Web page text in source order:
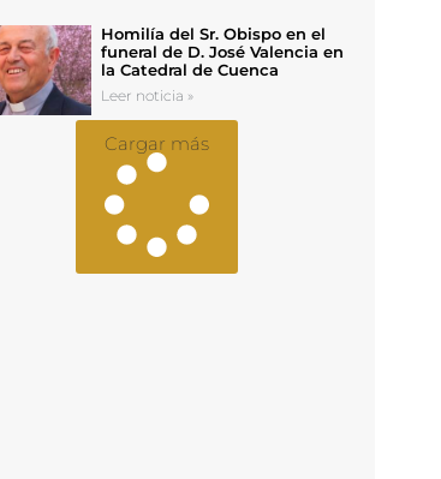
Homilía del Sr. Obispo en el
funeral de D. José Valencia en
la Catedral de Cuenca
Leer noticia »
Cargar más